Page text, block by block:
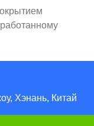
Хэнань, Китай